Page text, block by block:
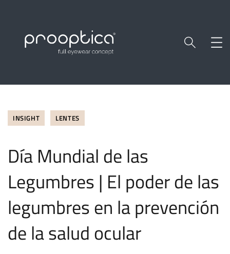
INSIGHT LENTES
Día Mundial de las
Legumbres | El poder de las
legumbres en la prevención
de la salud ocular